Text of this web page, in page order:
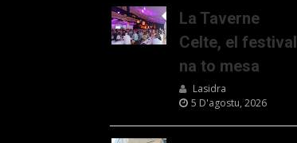
La Taverne
Celte, el festival
na to mesa
Lasidra
5 D'agostu, 2026